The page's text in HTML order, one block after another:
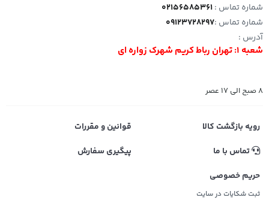
شماره تماس :02156585361
شماره تماس :09123728297
آدرس :
شعبه 1: تهران رباط کریم شهرک زواره ای
8 صبح الی 17 عصر
رویه بازگشت کالا
قوانین و مقررات
تماس با ما
پیگیری سفارش
حریم خصوصی
ثبت شکایات در سایت